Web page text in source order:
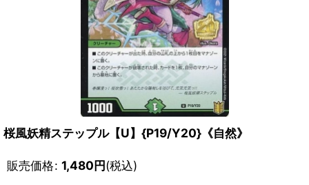
桜風妖精ステップル【U】{P19/Y20}《自然》
販売価格: 1,480円(税込)